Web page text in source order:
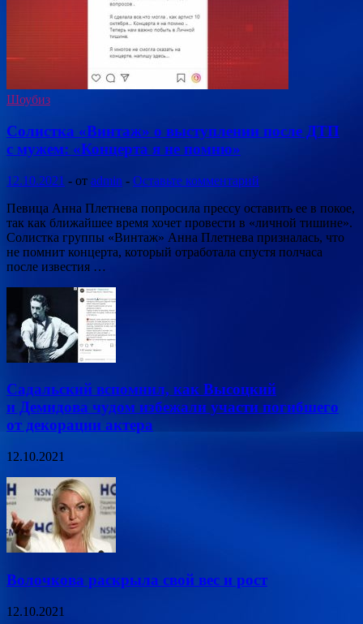
Шоубиз
Солистка «Винтаж» о выступлении после ДТП
с мужем: «Концерта я не помню»
12.10.2021 - от admin - Оставьте комментарий
Певица Анна Плетнева попросила прессу оставить ее в покое,
так как ближайшее время хочет провести в «личной тишине».
Солистка группы «Винтаж» Анна Плетнева призналась, что
не помнит концерта, который отработала спустя полчаса
после известия …
Садальский вспомнил, как Высоцкий
и Демидова чудом избежали участи погибшего
от декорации актера
12.10.2021
Волочкова раскрыла свой вес и рост
12.10.2021